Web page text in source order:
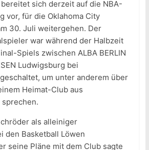
sich derzeit auf die NBA-
vor, für die Oklahoma City
30. Juli weitergehen. Der
war während der Halbzeit
Spiels zwischen ALBA BERLIN
Ludwigsburg bei
um unter anderem über
Heimat-Club aus
als alleiniger
den Basketball Löwen
seine Pläne mit dem Club sagte